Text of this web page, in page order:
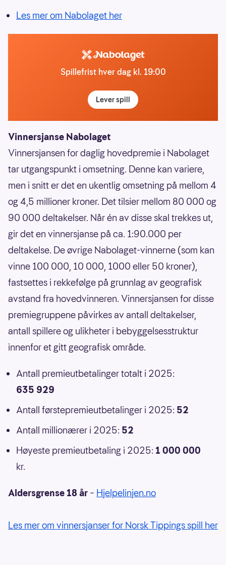
Les mer om Nabolaget her
Spillefrist hver dag kl. 19:00
Lever spill
Vinnersjanse Nabolaget
Vinnersjansen for daglig hovedpremie i Nabolaget
tar utgangspunkt i omsetning. Denne kan variere,
men i snitt er det en ukentlig omsetning på mellom 4
og 4,5 millioner kroner. Det tilsier mellom 80 000 og
90 000 deltakelser. Når én av disse skal trekkes ut,
gir det en vinnersjanse på ca. 1:90.000 per
deltakelse. De øvrige Nabolaget-vinnerne (som kan
vinne 100 000, 10 000, 1000 eller 50 kroner),
fastsettes i rekkefølge på grunnlag av geografisk
avstand fra hovedvinneren. Vinnersjansen for disse
premiegruppene påvirkes av antall deltakelser,
antall spillere og ulikheter i bebyggelsesstruktur
innenfor et gitt geografisk område.
Antall premieutbetalinger totalt i 2025:
635 929
Antall førstepremieutbetalinger i 2025: 52
Antall millionærer i 2025: 52
Høyeste premieutbetaling i 2025: 1 000 000
kr.
Aldersgrense 18 år – Hjelpelinjen.no
Les mer om vinnersjanser for Norsk Tippings spill her